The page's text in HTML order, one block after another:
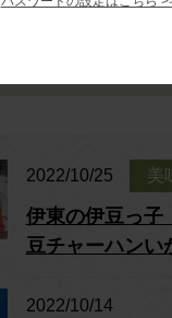
2022/10/25 美
伊東の伊豆っ
豆チャーハンい
2022/10/14